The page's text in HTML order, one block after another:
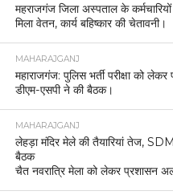
महराजगंज जिला अस्पताल के
मिला वेतन, कार्य बहिष्कार की चेतावनी।
MAHARAJGANJ
महाराजगंज: पुलिस भर्ती परीक्षा को
डीएम-एसपी ने की बैठक।
MAHARAJGANJ
लेहड़ा मंदिर मेले की तैयारियां तेज,
बैठक
चैत नवरात्रि मेला को लेकर प्रशासन